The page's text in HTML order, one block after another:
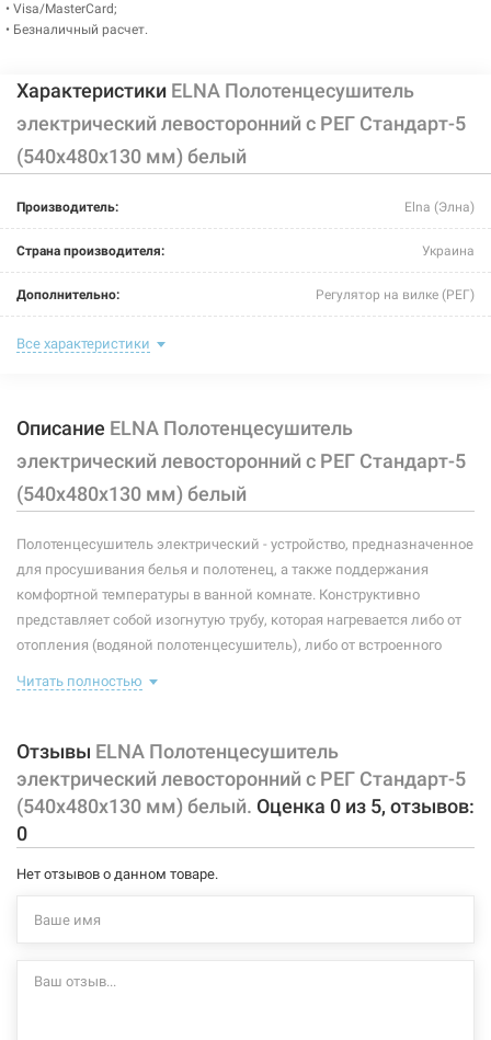
• Visa/MasterCard;
• Безналичный расчет.
Характеристики ELNA Полотенцесушитель
электрический левосторонний с РЕГ Стандарт-5
(540х480х130 мм) белый
Производитель: Elna (Элна)
Страна производителя: Украина
Дополнительно: Регулятор на вилке (РЕГ)
Цвет:
Глубина:
Высота: 540 мм
Мощность: 117 Вт
Тип крепления: стационарный
Тип подключения: левосторонний
Материал корпуса:
Все характеристики
Описание ELNA Полотенцесушитель
электрический левосторонний с РЕГ Стандарт-5
(540х480х130 мм) белый
Полотенцесушитель электрический - устройство, предназначенное
для просушивания белья и полотенец, а также поддержания
комфортной температуры в ванной комнате. Конструктивно
представляет собой изогнутую трубу, которая нагревается либо от
отопления (водяной полотенцесушитель), либо от встроенного
правильно подобранный полотенцесушитель станет
Характеристики и конфигурация изделия, а также комплектация
товара могут изменяться производителем без уведомления. За
внесенные производителем изменения, магазин ответственности
не несет.
Читать полностью
Отзывы ELNA Полотенцесушитель
электрический левосторонний с РЕГ Стандарт-5
(540х480х130 мм) белый. Оценка 0 из 5, отзывов:
0
Нет отзывов о данном товаре.